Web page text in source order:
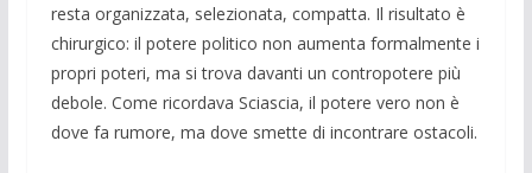
resta organizzata, selezionata, compatta. Il risultato è
chirurgico: il potere politico non aumenta formalmente i
propri poteri, ma si trova davanti un contropotere più
debole. Come ricordava Sciascia, il potere vero non è
dove fa rumore, ma dove smette di incontrare ostacoli.